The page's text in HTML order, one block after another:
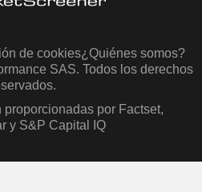
de cookies¿Quiénes somos?
SAS. Todos los derechos
proporcionadas por Factset,
y S&P Capital IQ